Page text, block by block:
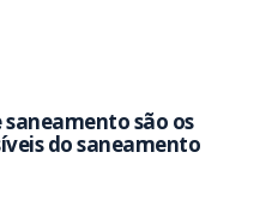
saneamento são os
do saneamento